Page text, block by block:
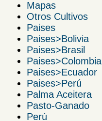
Mapas
Otros Cultivos
Paises
Paises>Bolivia
Paises>Brasil
Paises>Colombia
Paises>Ecuador
Paises>Perú
Palma Aceitera
Pasto-Ganado
Perú